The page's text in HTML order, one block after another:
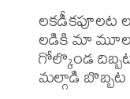
లకడీకపూలట
లడికి మా
గోల్కొండ
మల్గాడి